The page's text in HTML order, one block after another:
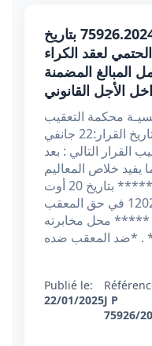
قرار تعقيبي عدد 75926.2024 بتاريخ
الحتمي لعقد الكراء
المبالغ المضمنة
الأجل القانوني
محكمة التعقيب
عـ*75926.2024ـدد القضية تاريخ القرار:22 جانفي
القرار التالي : بعد
خلاص المعاليم
القانونية المقدم من الأستاذ ***** بتاريخ 20 أوت
2024 والمضمن تحت عدد 12028 في حق المعقب
محل مخابرته
Publié le:
22/01/2025J P
75926/